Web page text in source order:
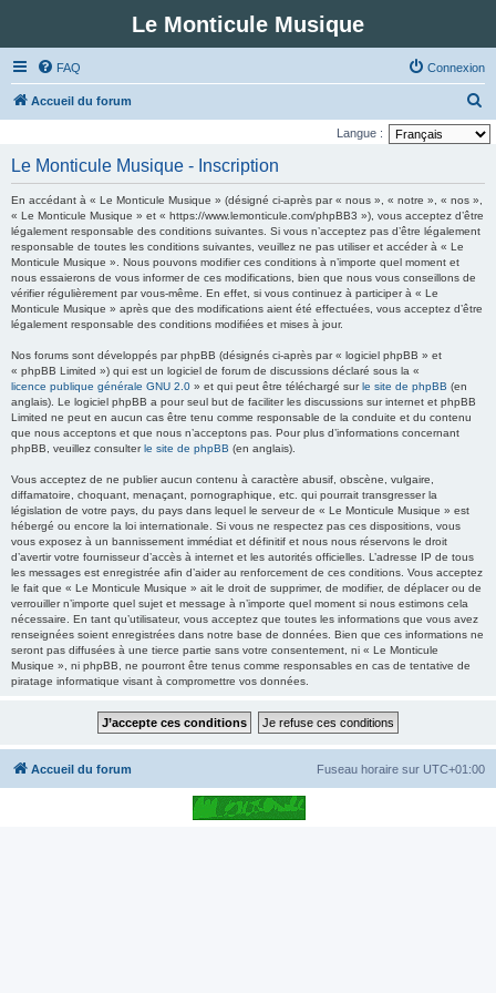
Le Monticule Musique
FAQ Connexion
Accueil du forum
e
Langue :
Le Monticule Musique - Inscription
En accédant à « Le Monticule Musique » (désigné ci-après par « nous », « notre », « nos »,
« Le Monticule Musique » et « https://www.lemonticule.com/phpBB3 »), vous acceptez d’être
légalement responsable des conditions suivantes. Si vous n’acceptez pas d’être légalement
responsable de toutes les conditions suivantes, veuillez ne pas utiliser et accéder à « Le
Monticule Musique ». Nous pouvons modifier ces conditions à n’importe quel moment et
nous essaierons de vous informer de ces modifications, bien que nous vous conseillons de
vérifier régulièrement par vous-même. En effet, si vous continuez à participer à « Le
Monticule Musique » après que des modifications aient été effectuées, vous acceptez d’être
légalement responsable des conditions modifiées et mises à jour.
Nos forums sont développés par phpBB (désignés ci-après par « logiciel phpBB » et
« phpBB Limited ») qui est un logiciel de forum de discussions déclaré sous la «
licence publique générale GNU 2.0 » et qui peut être téléchargé surle site de phpBB (en
anglais). Le logiciel phpBB a pour seul but de faciliter les discussions sur internet et phpBB
Limited ne peut en aucun cas être tenu comme responsable de la conduite et du contenu
que nous acceptons et que nous n’acceptons pas. Pour plus d’informations concernant
phpBB, veuillez consulterle site de phpBB (en anglais).
Vous acceptez de ne publier aucun contenu à caractère abusif, obscène, vulgaire,
diffamatoire, choquant, menaçant, pornographique, etc. qui pourrait transgresser la
législation de votre pays, du pays dans lequel le serveur de « Le Monticule Musique » est
hébergé ou encore la loi internationale. Si vous ne respectez pas ces dispositions, vous
vous exposez à un bannissement immédiat et définitif et nous nous réservons le droit
d’avertir votre fournisseur d’accès à internet et les autorités officielles. L’adresse IP de tous
les messages est enregistrée afin d’aider au renforcement de ces conditions. Vous acceptez
le fait que « Le Monticule Musique » ait le droit de supprimer, de modifier, de déplacer ou de
verrouiller n’importe quel sujet et message à n’importe quel moment si nous estimons cela
nécessaire. En tant qu’utilisateur, vous acceptez que toutes les informations que vous avez
renseignées soient enregistrées dans notre base de données. Bien que ces informations ne
seront pas diffusées à une tierce partie sans votre consentement, ni « Le Monticule
Musique », ni phpBB, ne pourront être tenus comme responsables en cas de tentative de
piratage informatique visant à compromettre vos données.
Accueil du forum Fuseau horaire sur UTC+01:00